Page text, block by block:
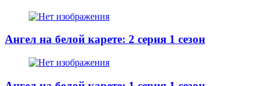
Ангел на белой карете: 2 серия 1 сезон